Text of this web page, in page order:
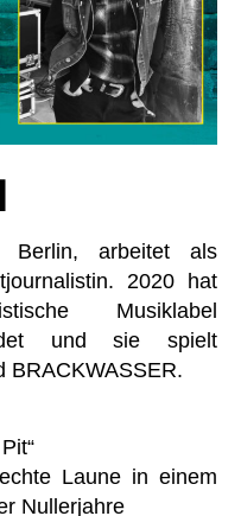
2020 hat
Musiklabel
und sie spielt
BRACKWASSER.
Laune in einem
Nullerjahre